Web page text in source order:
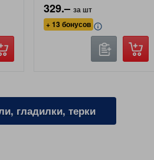
329.– за шт
+ 13 бонусов
гладилки, терки